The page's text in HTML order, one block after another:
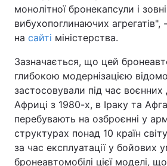
Екологія
Відео з Youtube
Інтерв'ю
Архів
монолітної бронекапсули і
вибухопоглинаючих агрегатів",
на сайті міністерства.
Зазначається, що цей
глибокою модернізацією
застосовували під час воєнних
Африці з 1980-х, в Іраку та
перебувають на озброєнні у
структурах понад 10 країн
за час експлуатації у
бронеавтомобілі цієї моделі,